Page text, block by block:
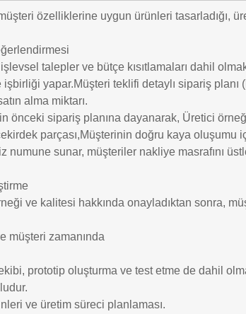
özelliklerine uygun ürünleri tasarladığı,
talepler ve bütçe kısıtlamaları dahil
yapar.Müşteri teklifi detaylı sipariş
alma miktarı.
önceki sipariş planına dayanarak, Üretici
parçası,Müşterinin doğru kaya oluşumu
numune sunar, müşteriler nakliye masrafını
ve kalitesi hakkında onayladıktan sonra,
müşteri zamanında
prototip oluşturma ve test etme de dahil
ve üretim süreci planlaması.